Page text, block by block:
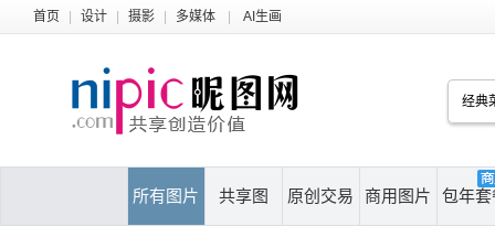
首页 设计 摄影 多媒体 AI生画
所有图片 共享图 原创交易 商用图片 包年套